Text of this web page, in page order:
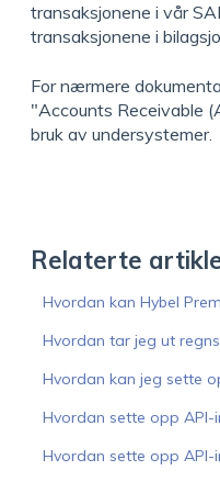
transaksjonene i vår
transaksjonene i
For nærmere
"Accounts Receivable
bruk av undersystemer.
Relaterte
Hvordan kan Hybel
Hvordan tar jeg ut
Hvordan kan jeg sette
Hvordan sette opp
Hvordan sette opp API-